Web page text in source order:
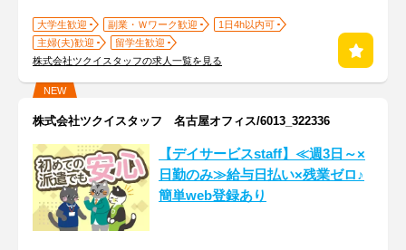
大学生歓迎 副業・Ｗワーク歓迎
1日4h以内可
主婦(夫)歓迎
留学生歓迎
株式会社ツクイスタッフの求人一覧を見る
NEW
株式会社ツクイスタッフ 名古屋オフィス/6013_322336
【デイサービスstaff】≪週3日～×
日勤のみ≫給与日払い×残業ゼロ♪
簡単web登録あり